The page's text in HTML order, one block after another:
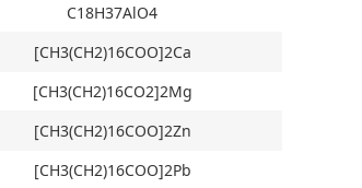
C18H37AlO4
[CH3(CH2)16COO]2Ca
[CH3(CH2)16CO2]2Mg
[CH3(CH2)16COO]2Zn
[CH3(CH2)16COO]2Pb